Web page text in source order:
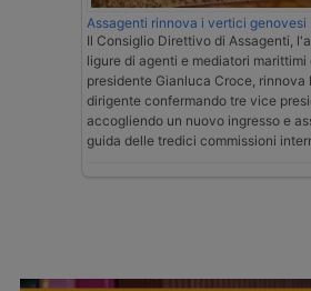
Assagenti rinnova i vertici genovesi
Il Consiglio Direttivo di Assagenti,
ligure di agenti e mediatori marittimi
presidente Gianluca Croce, rinnova
dirigente confermando tre vice
accogliendo un nuovo ingresso e
guida delle tredici commissioni